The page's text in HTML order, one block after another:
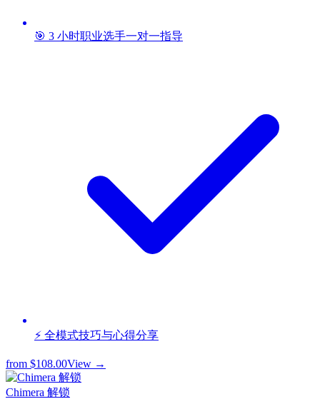
🎯 3 小时职业选手一对一指导
⚡ 全模式技巧与心得分享
from $108.00View →
Chimera 解锁